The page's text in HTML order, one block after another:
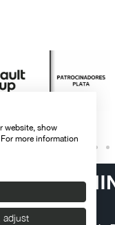
cookies
website, show
more information
adjust